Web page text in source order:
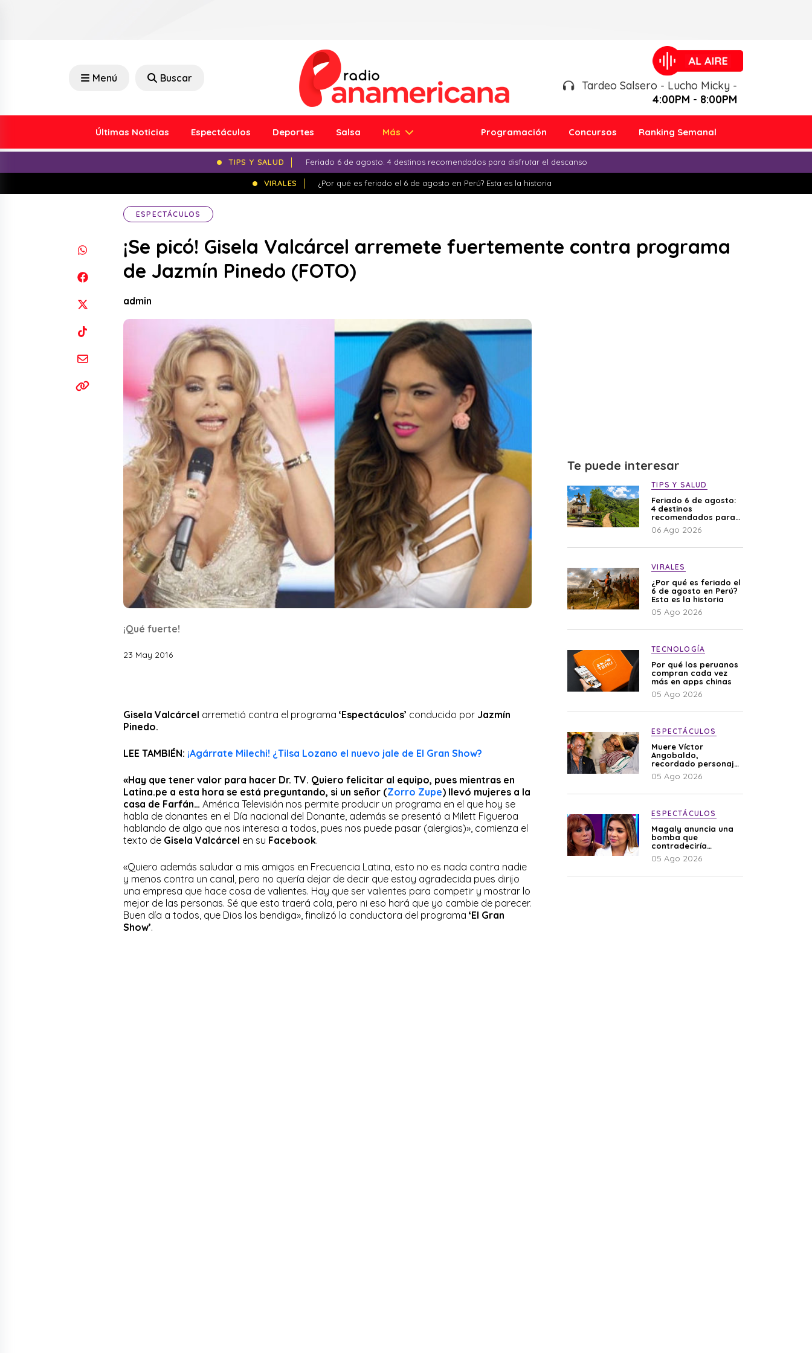
Menú Buscar
Tardeo Salsero - Lucho Micky -
4:00PM - 8:00PM
Últimas Noticias Espectáculos Deportes Salsa Más Programación Concursos Ranking Semanal
TIPS Y SALUD Feriado 6 de agosto: 4 destinos recomendados para disfrutar el descanso
VIRALES ¿Por qué es feriado el 6 de agosto en Perú? Esta es la historia
ESPECTÁCULOS
¡Se picó! Gisela Valcárcel arremete fuertemente contra programa
de Jazmín Pinedo (FOTO)
admin
¡Qué fuerte!
23 May 2016
Gisela Valcárcel arremetió contra el programa ‘Espectáculos’ conducido por Jazmín
Pinedo.
LEE TAMBIÉN: ¡Agárrate Milechi! ¿Tilsa Lozano el nuevo jale de El Gran Show?
«Hay que tener valor para hacer Dr. TV. Quiero felicitar al equipo, pues mientras en
Latina.pe a esta hora se está preguntando, si un señor (Zorro Zupe) llevó mujeres a la
casa de Farfán… América Televisión nos permite producir un programa en el que hoy se
habla de donantes en el Día nacional del Donante, además se presentó a Milett Figueroa
hablando de algo que nos interesa a todos, pues nos puede pasar (alergias)», comienza el
texto de Gisela Valcárcel en su Facebook.
«Quiero además saludar a mis amigos en Frecuencia Latina, esto no es nada contra nadie
y menos contra un canal, pero no quería dejar de decir que estoy agradecida pues dirijo
una empresa que hace cosa de valientes. Hay que ser valientes para competir y mostrar lo
mejor de las personas. Sé que esto traerá cola, pero ni eso hará que yo cambie de parecer.
Buen día a todos, que Dios los bendiga», finalizó la conductora del programa ‘El Gran
Show’.
Te puede interesar
TIPS Y SALUD
Feriado 6 de agosto:
4 destinos
recomendados para
disfrutar el descanso
06 Ago 2026
VIRALES
¿Por qué es feriado el
6 de agosto en Perú?
Esta es la historia
05 Ago 2026
TECNOLOGÍA
Por qué los peruanos
compran cada vez
más en apps chinas
05 Ago 2026
ESPECTÁCULOS
Muere Víctor
Angobaldo,
recordado personaje
de la farándula y
expareja de Shirley
05 Ago 2026
ESPECTÁCULOS
Magaly anuncia una
bomba que
contradeciría
comunicado de La
Bella Luz: “Hay un
05 Ago 2026